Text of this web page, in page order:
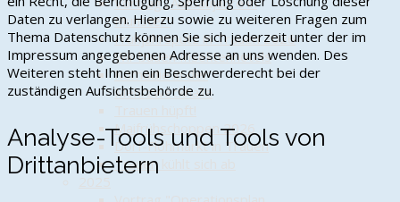
Munster“
Frühjahrsputz in Trauen 2026
Wir bauen Insektenhotels
Komödie in der
Mehrzweckhalle
Maifrühschoppen 2026
Dorf-Flohmarkt in Trauen
Trauen kühlt sich ab
Daten zu verlangen. Hierzu sowie zu weiteren Fragen zum
Thema Datenschutz können Sie sich jederzeit unter der im
Impressum angegebenen Adresse an uns wenden. Des
Weiteren steht Ihnen ein Beschwerderecht bei der
zuständigen Aufsichtsbehörde zu.
Analyse-Tools und Tools von
Drittanbietern